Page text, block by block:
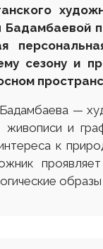
сезону и
—
живописи и
к